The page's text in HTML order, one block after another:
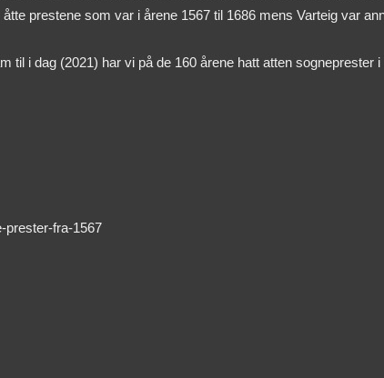
prestene som var i årene 1567 til 1686 mens Varteig var
til i dag (2021) har vi på de 160 årene hatt atten sogneprester i
prester-fra-1567